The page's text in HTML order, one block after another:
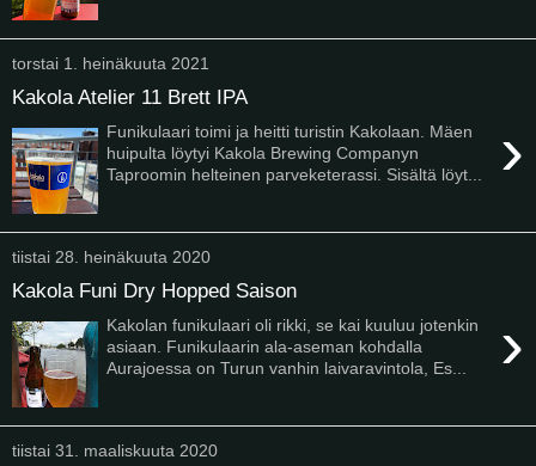
torstai 1. heinäkuuta 2021
Kakola Atelier 11 Brett IPA
›
Funikulaari toimi ja heitti turistin Kakolaan. Mäen
huipulta löytyi Kakola Brewing Companyn
Taproomin helteinen parveketerassi. Sisältä löyt...
tiistai 28. heinäkuuta 2020
Kakola Funi Dry Hopped Saison
›
Kakolan funikulaari oli rikki, se kai kuuluu jotenkin
asiaan. Funikulaarin ala-aseman kohdalla
Aurajoessa on Turun vanhin laivaravintola, Es...
tiistai 31. maaliskuuta 2020